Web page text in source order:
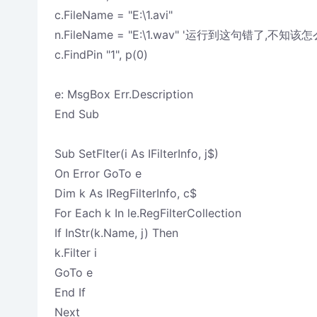
c.FileName = "E:\1.avi"
n.FileName = "E:\1.wav" '运行到这句错了,不知该怎
c.FindPin "1", p(0)
e: MsgBox Err.Description
End Sub
Sub SetFlter(i As IFilterInfo, j$)
On Error GoTo e
Dim k As IRegFilterInfo, c$
For Each k In le.RegFilterCollection
If InStr(k.Name, j) Then
k.Filter i
GoTo e
End If
Next